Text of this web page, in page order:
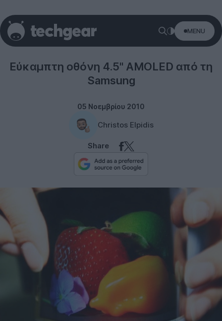
MENU
Technology
Εύκαμπτη οθόνη 4.5'' AMOLED από τη
Samsung
05 Νοεμβρίου 2010
Christos Elpidis
Share